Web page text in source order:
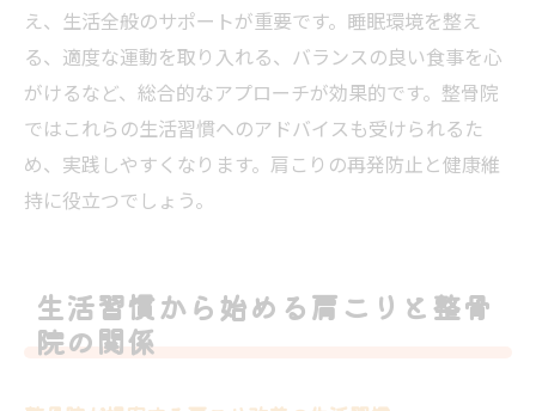
え、生活全般のサポートが重要です。睡眠環境を整え
る、適度な運動を取り入れる、バランスの良い食事を心
がけるなど、総合的なアプローチが効果的です。整骨院
ではこれらの生活習慣へのアドバイスも受けられるた
め、実践しやすくなります。肩こりの再発防止と健康維
持に役立つでしょう。
生活習慣から始める肩こりと整骨
院の関係